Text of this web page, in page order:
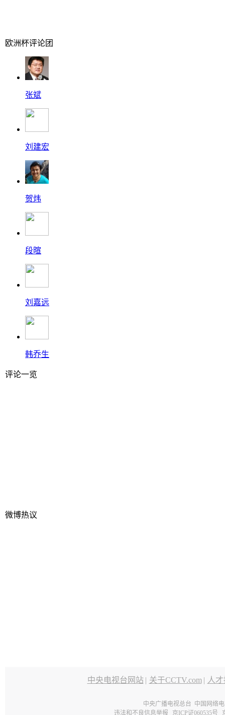
欧洲杯评论团
张斌
刘建宏
贺炜
段暄
刘嘉远
韩乔生
评论一览
微博热议
中央电视台网站 | 关于CCTV.com | 人
中央广播电视总台 中国网络
违法和不良信息举报
京ICP证060535号